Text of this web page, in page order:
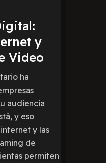
y
Video
ha
audiencia
y eso
y las
de
permiten